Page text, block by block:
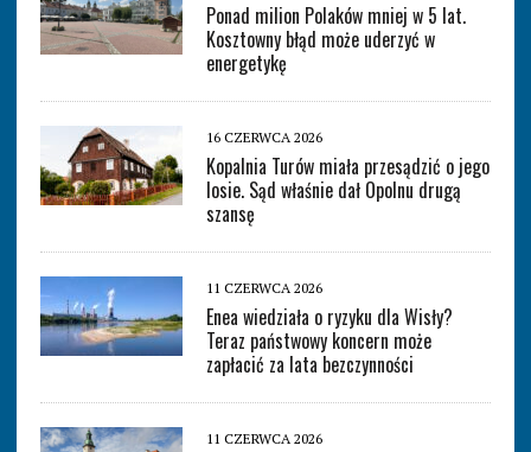
Ponad milion Polaków mniej w 5 lat.
Kosztowny błąd może uderzyć w
energetykę
16 CZERWCA 2026
Kopalnia Turów miała przesądzić o jego
losie. Sąd właśnie dał Opolnu drugą
szansę
11 CZERWCA 2026
Enea wiedziała o ryzyku dla Wisły?
Teraz państwowy koncern może
zapłacić za lata bezczynności
11 CZERWCA 2026